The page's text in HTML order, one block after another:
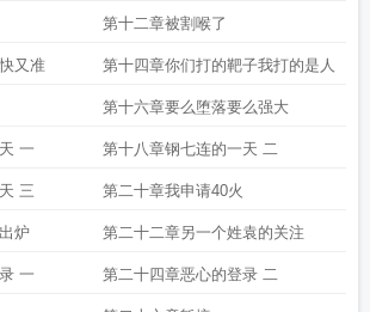
北爱心牛奶送达越西 江北县历史 江北好人演员表
校率先入驻 江北外国语学校 江北新区党工委召开会
府对接会 江北机场客服电话人工服务电话江北第一楼
江北嘴游侠 江北新区 江北区妇联520活动护航
康居集团防汛江北新区绵绵甜甜屋成立
第十二章被割喉了
又准 第十四章你们打的靶子我打的是人
第十六章要么堕落要么强大
一 第十八章钢七连的一天 二
三 第二十章我申请40火
炉 第二十二章另一个姓袁的关注
一 第二十四章恶心的登录 二